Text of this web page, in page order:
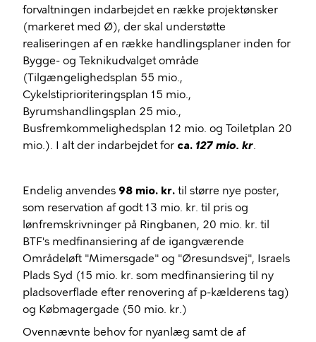
forvaltningen indarbejdet en række projektønsker
(markeret med Ø), der skal understøtte
realiseringen af en række handlingsplaner inden for
Bygge- og Teknikudvalgetområde
(Tilgængelighedsplan 55 mio.,
Cykelstiprioriteringsplan 15 mio.,
Byrumshandlingsplan 25 mio.,
Busfremkommelighedsplan 12 mio. og Toiletplan 20
mio.). I alt der indarbejdet for ca. 127 mio. kr.
Endelig anvendes 98 mio. kr. til større nye poster,
som reservation af godt 13 mio. kr. til pris og
lønfremskrivninger på Ringbanen, 20 mio. kr. til
BTF's medfinansiering af de igangværende
Områdeløft "Mimersgade" og "Øresundsvej", Israels
Plads Syd (15 mio. kr. som medfinansiering til ny
pladsoverflade efter renovering af p-kælderens tag)
og Købmagergade (50 mio. kr.)
Ovennævnte behov for nyanlæg samt de af